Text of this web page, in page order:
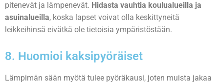
pitenevät ja lämpenevät. Hidasta vauhtia koulualueilla ja
asuinalueilla, koska lapset voivat olla keskittyneitä
leikkeihinsä eivätkä ole tietoisia ympäristöstään.
8. Huomioi kaksipyöräiset
Lämpimän sään myötä tulee pyöräkausi, joten muista jakaa